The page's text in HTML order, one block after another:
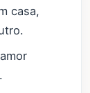
casa,